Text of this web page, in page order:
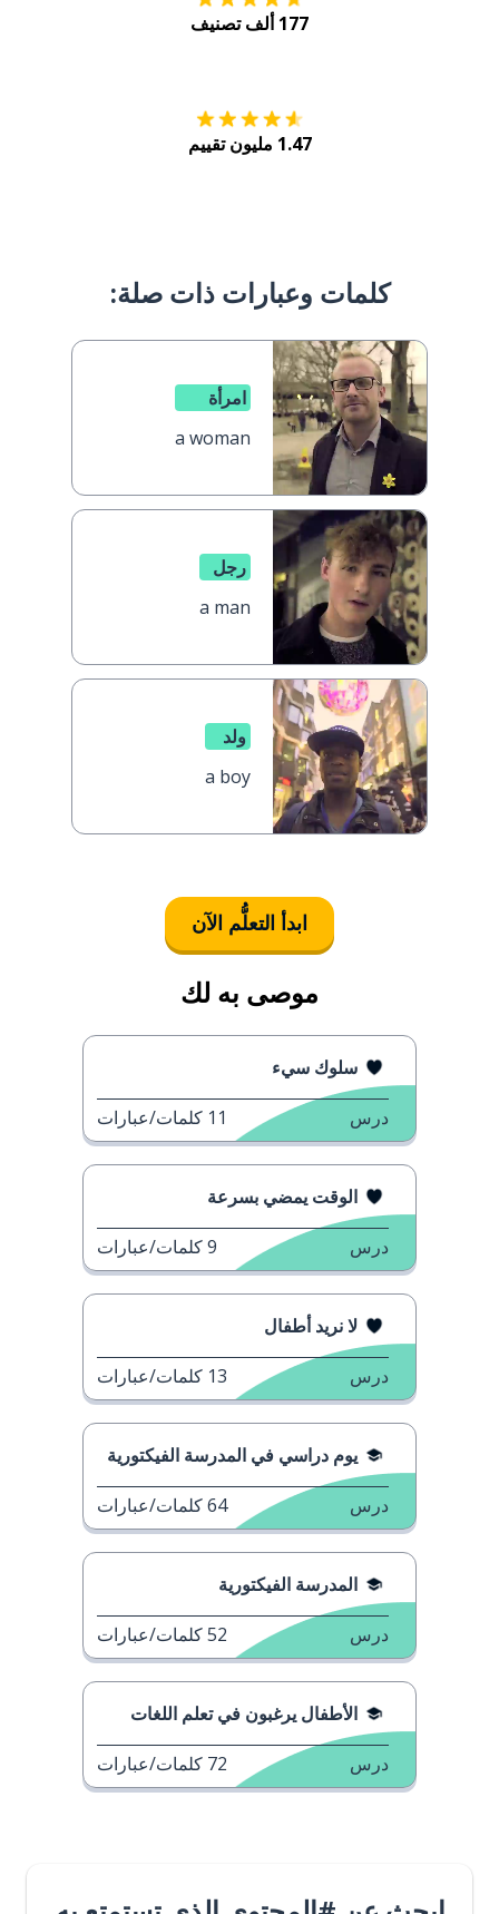
177 ألف تصنيف
1.47 مليون تقييم
كلمات وعبارات ذات صلة:
امرأة
a woman
رجل
a man
ولد
a boy
ابدأ التعلُّم الآن
موصى به لك
سلوك سيء
درس 11 كلمات/عبارات
الوقت يمضي بسرعة
درس 9كلمات/عبارات
لا نريد أطفال
درس 13 كلمات/عبارات
يوم دراسي في المدرسة الفيكتورية
درس 64كلمات/عبارات
المدرسة الفيكتورية
درس 52كلمات/عبارات
الأطفال يرغبون في تعلم اللغات
درس 72 كلمات/عبارات